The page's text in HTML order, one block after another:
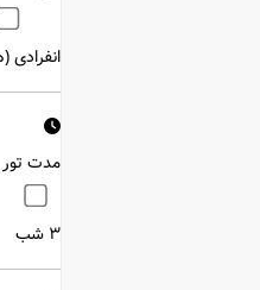
انفرادی
مدت تور
3 شب